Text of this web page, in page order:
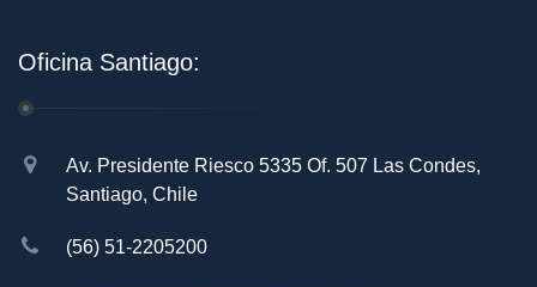
Oficina Santiago:
Av. Presidente Riesco 5335 Of. 507 Las Condes,
Santiago, Chile
(56) 51-2205200